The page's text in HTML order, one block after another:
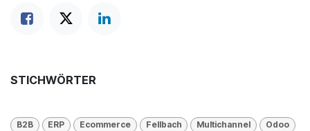
STICHWÖRTER
B2B ERP Ecommerce Fellbach Multichannel
Odoo